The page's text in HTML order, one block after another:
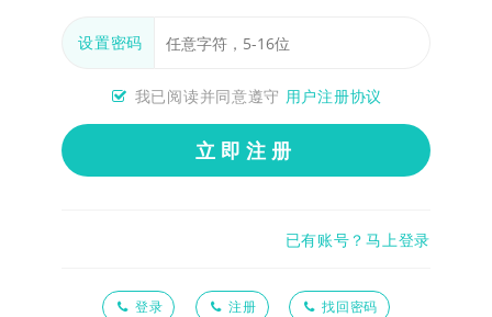
设置密码
我已阅读并同意遵守 用户注册协议
立即注册
已有账号？马上登录
登录 注册 找回密码